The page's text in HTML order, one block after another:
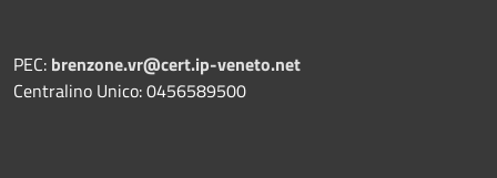
PEC: brenzone.vr@cert.ip-veneto.net
Centralino Unico: 0456589500